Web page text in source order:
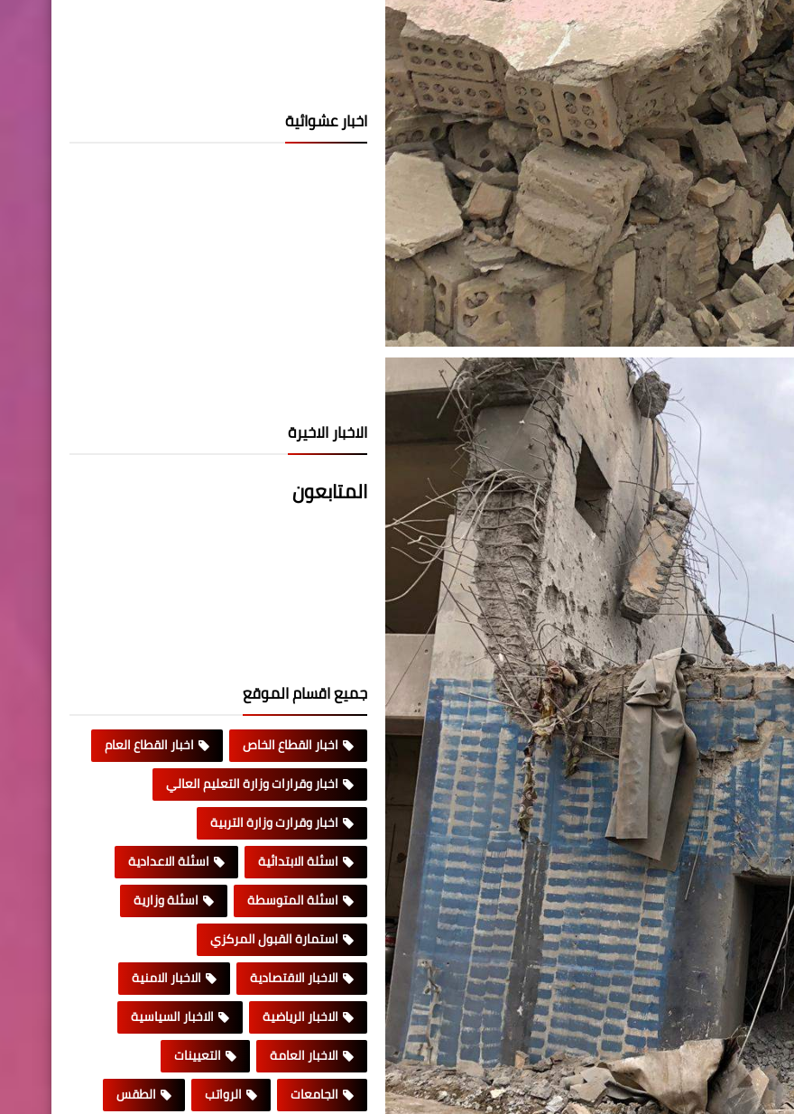
اخبار عشوائية
الاخبار الاخيرة
المتابعون
جميع اقسام الموقع
اخبار القطاع الخاص
اخبار القطاع العام
اخبار وقرارات وزارة التعليم العالي
اخبار وقرارت وزارة التربية
اسئلة الابتدائية
اسئلة الاعدادية
اسئلة المتوسطة
اسئلة وزارية
استمارة القبول المركزي
الاخبار الاقتصادية
الاخبار الامنية
الاخبار الرياضية
الاخبار السياسية
الاخبار العامة
التعيينات
الجامعات
الرواتب الطقس